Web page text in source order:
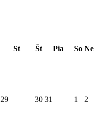
St Št Pia So Ne
29 30 31 1 2